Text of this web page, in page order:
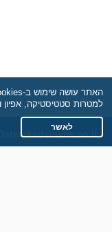
Date.akademaim.co.il
למטרות סטטיסטיקה, אפיון
לאשר